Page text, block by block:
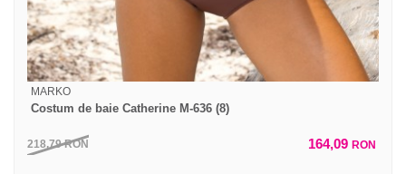
MARKO
Costum de baie Catherine M-636 (8)
218,79RON 164,09 RON